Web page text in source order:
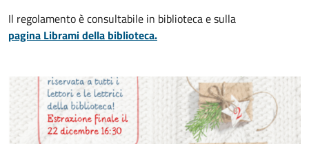
Il regolamento è consultabile in biblioteca e sulla
pagina Librami della biblioteca.